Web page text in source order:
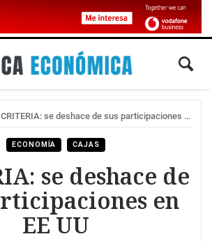
CRITERIA: se deshace de sus participaciones en EE UU
ECONOMÍA CAJAS
se deshace de
en
EE UU